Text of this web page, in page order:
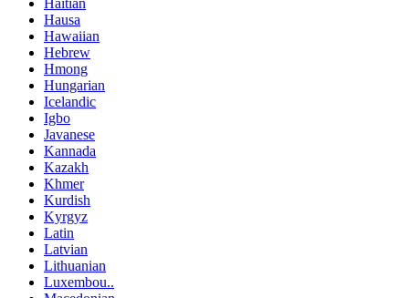
Haitian
Hausa
Hawaiian
Hebrew
Hmong
Hungarian
Icelandic
Igbo
Javanese
Kannada
Kazakh
Khmer
Kurdish
Kyrgyz
Latin
Latvian
Lithuanian
Luxembou..